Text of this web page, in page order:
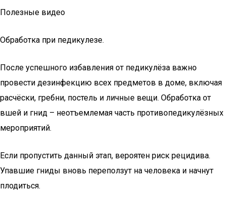
Полезные видео
Обработка при педикулезе.
После успешного избавления от педикулёза важно
провести дезинфекцию всех предметов в доме, включая
расчёски, гребни, постель и личные вещи. Обработка от
вшей и гнид – неотъемлемая часть противопедикулёзных
мероприятий.
Если пропустить данный этап, вероятен риск рецидива.
Упавшие гниды вновь переползут на человека и начнут
плодиться.